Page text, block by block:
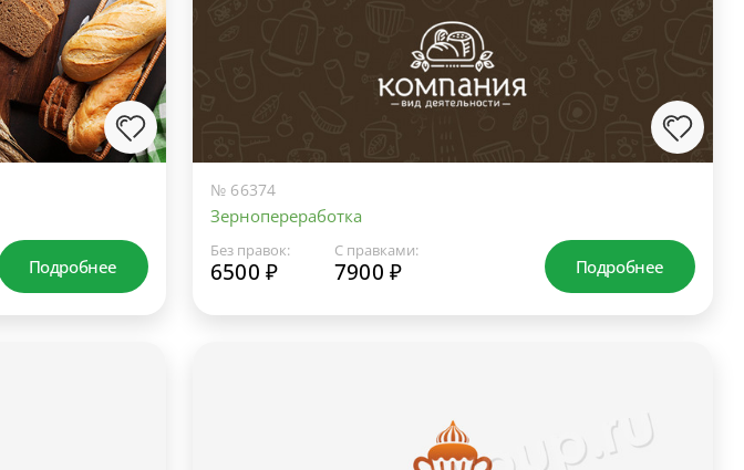
Подробнее
№ 66374
Зернопереработка
Без правок:
6500 ₽
С правками:
7900 ₽ Подробнее